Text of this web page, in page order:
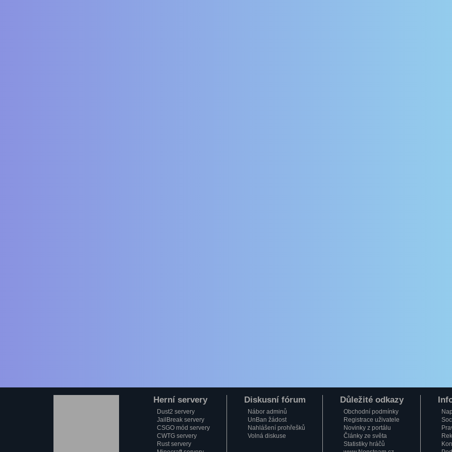
Herní servery
Dust2 servery
JailBreak servery
CSGO mód servery
CWTG servery
Rust servery
Diskusní fórum
Nábor adminů
UnBan žádost
Nahlášení prohřešků
Volná diskuse
Důležité odkazy
Obchodní podmínky
Registrace uživatele
Novinky z portálu
Články ze světa
Statistiky hráčů